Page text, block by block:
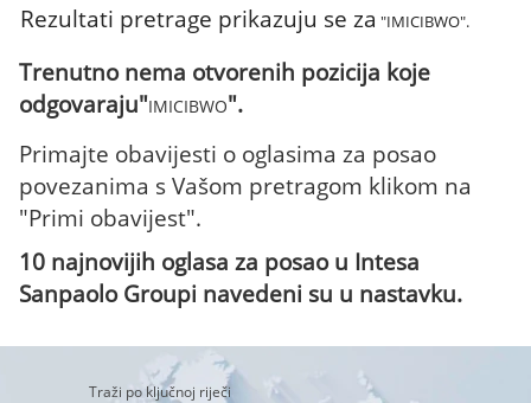
Rezultati pretrage prikazuju se za "IMICIBWO".
Trenutno nema otvorenih pozicija koje
odgovaraju"IMICIBWO".
Primajte obavijesti o oglasima za posao
povezanima s Vašom pretragom klikom na
"Primi obavijest".
10 najnovijih oglasa za posao u Intesa
Sanpaolo Groupi navedeni su u nastavku.
Traži po ključnoj riječi